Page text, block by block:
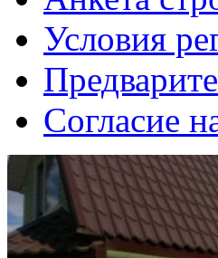
Условия
Согласие